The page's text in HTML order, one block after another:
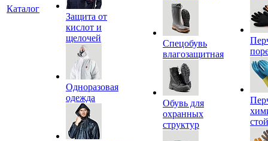
Каталог
Защита от
кислот и
щелочей
Одноразовая
одежда
Спецобувь
влагозащитная
Обувь для
охранных
структур